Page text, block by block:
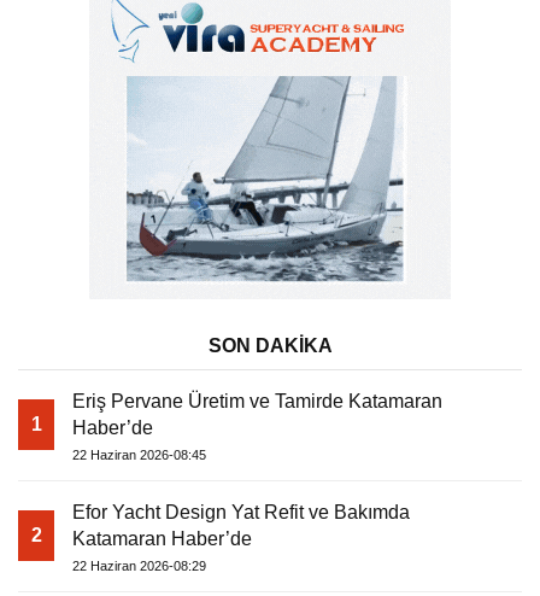
SON DAKİKA
1
Eriş Pervane Üretim ve Tamirde Katamaran
Haber’de
22 Haziran 2026-08:45
2
Efor Yacht Design Yat Refit ve Bakımda
Katamaran Haber’de
22 Haziran 2026-08:29